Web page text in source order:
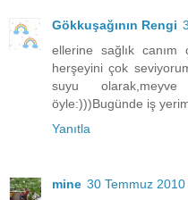
Gökkuşağının Rengi
ellerine sağlık canım
herşeyini çok
suyu
öyle:)))Bugünde iş
Yanıtla
mine 30 Temmuz 2010